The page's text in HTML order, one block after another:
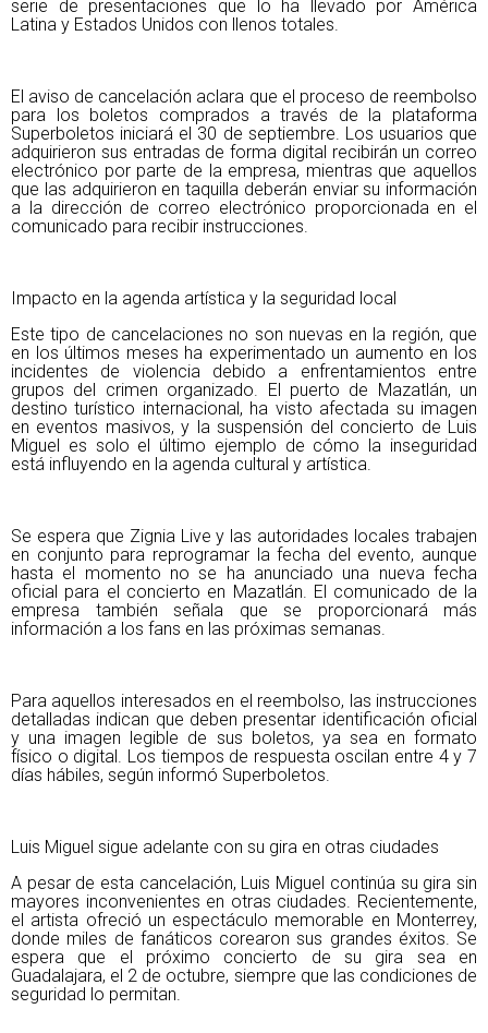
serie de presentaciones que lo ha llevado por América
Latina y Estados Unidos con llenos totales.
El aviso de cancelación aclara que el proceso de reembolso
para los boletos comprados a través de la plataforma
Superboletos iniciará el 30 de septiembre. Los usuarios que
adquirieron sus entradas de forma digital recibirán un correo
electrónico por parte de la empresa, mientras que aquellos
que las adquirieron en taquilla deberán enviar su información
a la dirección de correo electrónico proporcionada en el
comunicado para recibir instrucciones.
Impacto en la agenda artística y la seguridad local
Este tipo de cancelaciones no son nuevas en la región, que
en los últimos meses ha experimentado un aumento en los
incidentes de violencia debido a enfrentamientos entre
grupos del crimen organizado. El puerto de Mazatlán, un
destino turístico internacional, ha visto afectada su imagen
en eventos masivos, y la suspensión del concierto de Luis
Miguel es solo el último ejemplo de cómo la inseguridad
está influyendo en la agenda cultural y artística.
Se espera que Zignia Live y las autoridades locales trabajen
en conjunto para reprogramar la fecha del evento, aunque
hasta el momento no se ha anunciado una nueva fecha
oficial para el concierto en Mazatlán. El comunicado de la
empresa también señala que se proporcionará más
información a los fans en las próximas semanas.
Para aquellos interesados en el reembolso, las instrucciones
detalladas indican que deben presentar identificación oficial
y una imagen legible de sus boletos, ya sea en formato
físico o digital. Los tiempos de respuesta oscilan entre 4 y 7
días hábiles, según informó Superboletos.
Luis Miguel sigue adelante con su gira en otras ciudades
A pesar de esta cancelación, Luis Miguel continúa su gira sin
mayores inconvenientes en otras ciudades. Recientemente,
el artista ofreció un espectáculo memorable en Monterrey,
donde miles de fanáticos corearon sus grandes éxitos. Se
espera que el próximo concierto de su gira sea en
Guadalajara, el 2 de octubre, siempre que las condiciones de
seguridad lo permitan.